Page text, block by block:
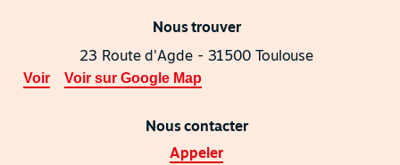
Nous trouver
23 Route d'Agde - 31500 Toulouse
Voir Voir sur Google Map
Nous contacter
Appeler